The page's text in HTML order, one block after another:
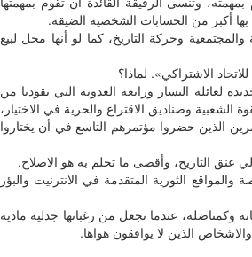
بها أكبر من الحسابات الشخصية الضيقة.
وحركة التاريخ، كما لو أنها محل لبيع
الاشتراكي». لماذا؟
لعائلة اليسار ورابعة العدوية التي تقودنا من
الشعبية وصناديق الاقتراع والحرية في الاختيار،
الذين حضروا مؤتمرهم التاسع في أن يختاروا
عنق التاريخ، وأقصى ما تحلم به هو الاصلاح.
الثورية المتقدمة في الانترنيت والبؤر
وكمناضلة، عندما تجعل من رغباتها جدلية مادية
الذين لا يوافقون هواها.